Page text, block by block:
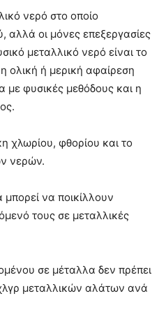
νερό στο οποίο
αλλά οι μόνες επεξεργασίες
μεταλλικό νερό είναι το
ολική ή μερική αφαίρεση
με φυσικές μεθόδους και η
χλωρίου, φθορίου και το
νερών.
να ποικίλλουν
τους σε μεταλλικές
σε μέταλλα δεν πρέπει
μεταλλικών αλάτων ανά